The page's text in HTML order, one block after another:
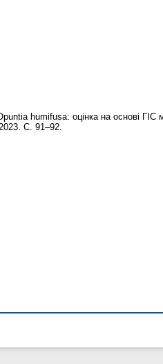
humifusa: оцінка на основі
С. 91–92.